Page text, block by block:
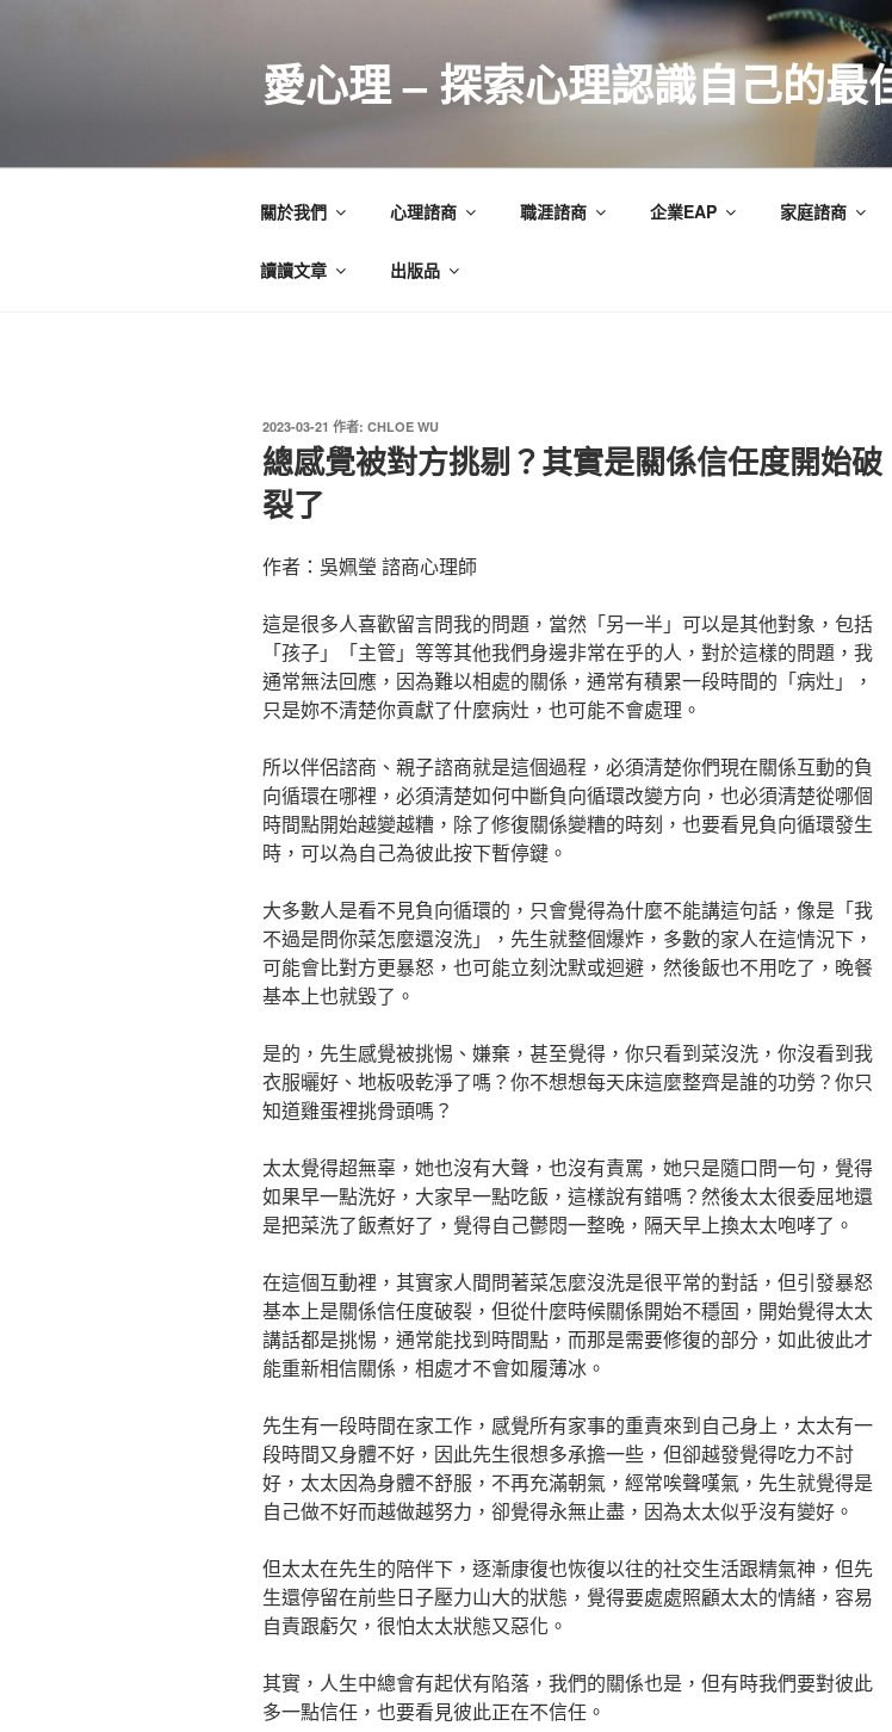
愛心理 – 探索心理認識自己的最
關於我們 心理諮商 職涯諮商 企業EAP 家庭諮商
讀讀文章 出版品
發
佈
於
2023-03-21 作者: CHLOE WU
總感覺被對方挑剔？其實是關係信任度開始破
裂了
作者：吳姵瑩 諮商心理師
這是很多人喜歡留言問我的問題，當然「另一半」可以是其他對象，包括
「孩子」「主管」等等其他我們身邊非常在乎的人，對於這樣的問題，我
通常無法回應，因為難以相處的關係，通常有積累一段時間的「病灶」，
只是妳不清楚你貢獻了什麼病灶，也可能不會處理。
所以伴侶諮商、親子諮商就是這個過程，必須清楚你們現在關係互動的負
向循環在哪裡，必須清楚如何中斷負向循環改變方向，也必須清楚從哪個
時間點開始越變越糟，除了修復關係變糟的時刻，也要看見負向循環發生
時，可以為自己為彼此按下暫停鍵。
大多數人是看不見負向循環的，只會覺得為什麼不能講這句話，像是「我
不過是問你菜怎麼還沒洗」，先生就整個爆炸，多數的家人在這情況下，
可能會比對方更暴怒，也可能立刻沈默或迴避，然後飯也不用吃了，晚餐
基本上也就毀了。
是的，先生感覺被挑惕、嫌棄，甚至覺得，你只看到菜沒洗，你沒看到我
衣服曬好、地板吸乾淨了嗎？你不想想每天床這麼整齊是誰的功勞？你只
知道雞蛋裡挑骨頭嗎？
太太覺得超無辜，她也沒有大聲，也沒有責罵，她只是隨口問一句，覺得
如果早一點洗好，大家早一點吃飯，這樣說有錯嗎？然後太太很委屈地還
是把菜洗了飯煮好了，覺得自己鬱悶一整晚，隔天早上換太太咆哮了。
在這個互動裡，其實家人間問著菜怎麼沒洗是很平常的對話，但引發暴怒
基本上是關係信任度破裂，但從什麼時候關係開始不穩固，開始覺得太太
講話都是挑惕，通常能找到時間點，而那是需要修復的部分，如此彼此才
能重新相信關係，相處才不會如履薄冰。
先生有一段時間在家工作，感覺所有家事的重責來到自己身上，太太有一
段時間又身體不好，因此先生很想多承擔一些，但卻越發覺得吃力不討
好，太太因為身體不舒服，不再充滿朝氣，經常唉聲嘆氣，先生就覺得是
自己做不好而越做越努力，卻覺得永無止盡，因為太太似乎沒有變好。
但太太在先生的陪伴下，逐漸康復也恢復以往的社交生活跟精氣神，但先
生還停留在前些日子壓力山大的狀態，覺得要處處照顧太太的情緒，容易
自責跟虧欠，很怕太太狀態又惡化。
其實，人生中總會有起伏有陷落，我們的關係也是，但有時我們要對彼此
多一點信任，也要看見彼此正在不信任。